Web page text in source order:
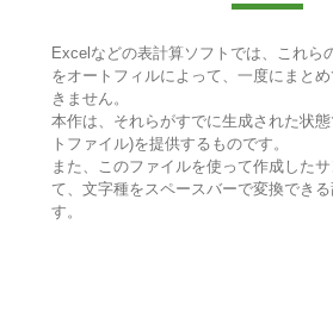
Excelなどの表計算ソフトでは、これら
をオートフィルによって、一度にまと
きません。
本作は、それらがすでに生成された状
トファイル)を提供するものです。
また、このファイルを使って作成した
て、文字種をスペースバーで変換でき
す。